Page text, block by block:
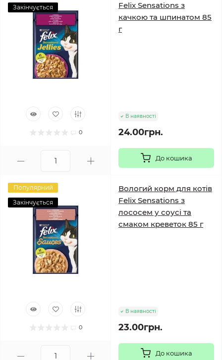
Закінчується
0
Felix Sensations з
качкою та шпинатом 85
г
В наявності
24.00грн.
До кошика
Популярний
Закінчується
0
Вологий корм для котів
Felix Sensations з
лососем у соусі та
смаком креветок 85 г
В наявності
23.00грн.
До кошика